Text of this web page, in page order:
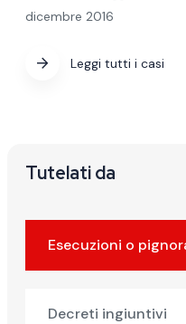
dicembre 2016
Leggi tutti i casi
Tutelati da
Esecuzioni o
Decreti ingiuntivi